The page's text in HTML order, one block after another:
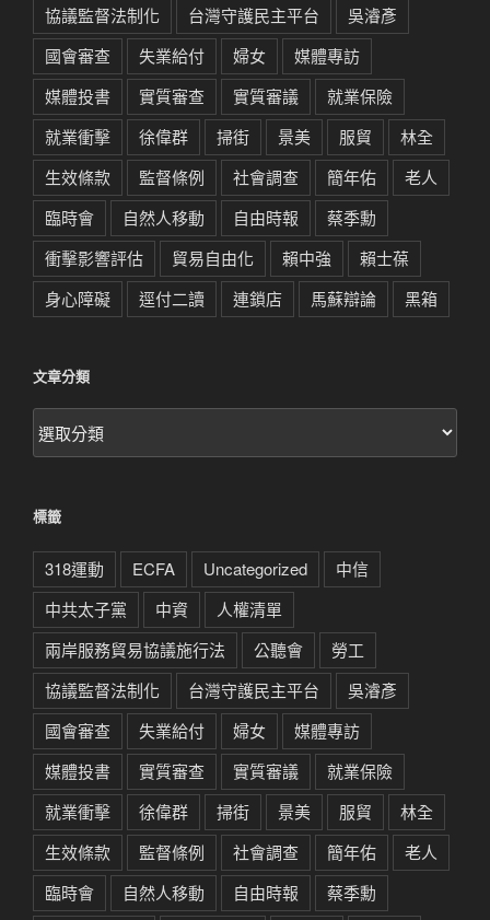
協議監督法制化 台灣守護民主平台
吳濬彥
國會審查
失業給付 婦女
媒體專訪
媒體投書
實質審查 實質審議
就業保險
就業衝擊
徐偉群 掃街 景美 服貿
林全
生效條款
監督條例 社會調查 簡年佑
老人
臨時會
自然人移動 自由時報
蔡季勳
衝擊影響評估
貿易自由化 賴中強
賴士葆
身心障礙
逕付二讀 連鎖店 馬蘇辯論 黑箱
文章分類
文
章
標籤
318運動 ECFA Uncategorized
中信
中共太子黨
中資
人權清單
兩岸服務貿易協議施行法
公聽會
勞工
協議監督法制化
台灣守護民主平台
吳濬彥
國會審查
失業給付 婦女
媒體專訪
媒體投書
實質審查 實質審議
就業保險
就業衝擊
徐偉群 掃街 景美 服貿
林全
生效條款
監督條例 社會調查 簡年佑
老人
臨時會
自然人移動 自由時報
蔡季勳